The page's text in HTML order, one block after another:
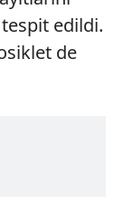
edildi.
de